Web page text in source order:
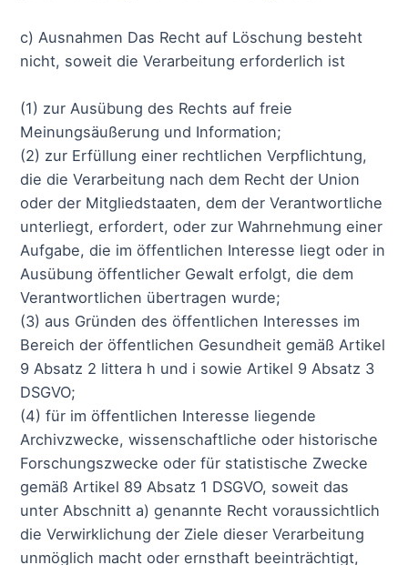
c) Ausnahmen Das Recht auf Löschung besteht
nicht, soweit die Verarbeitung erforderlich ist
(1) zur Ausübung des Rechts auf freie
Meinungsäußerung und Information;
(2) zur Erfüllung einer rechtlichen Verpflichtung,
die die Verarbeitung nach dem Recht der Union
oder der Mitgliedstaaten, dem der Verantwortliche
unterliegt, erfordert, oder zur Wahrnehmung einer
Aufgabe, die im öffentlichen Interesse liegt oder in
Ausübung öffentlicher Gewalt erfolgt, die dem
Verantwortlichen übertragen wurde;
(3) aus Gründen des öffentlichen Interesses im
Bereich der öffentlichen Gesundheit gemäß Artikel
9 Absatz 2 littera h und i sowie Artikel 9 Absatz 3
DSGVO;
(4) für im öffentlichen Interesse liegende
Archivzwecke, wissenschaftliche oder historische
Forschungszwecke oder für statistische Zwecke
gemäß Artikel 89 Absatz 1 DSGVO, soweit das
unter Abschnitt a) genannte Recht voraussichtlich
die Verwirklichung der Ziele dieser Verarbeitung
unmöglich macht oder ernsthaft beeinträchtigt,